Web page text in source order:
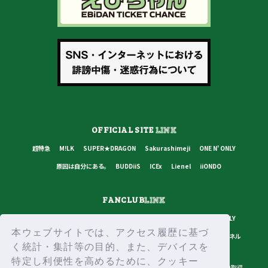
本ウェブサイトでは、アクセス履歴に基づ
く統計・集計等の目的、また、デバイスを
特定し利便性を高めるために、クッキー
OFFICIAL SITELINK
超特急 M!LK SUPER★DRAGON Sakurashimeji
ONE N' ONLY
原因は自分にある。
BUDDiiS ICEx Lienel iiONDO
FANCLUBLINK
ONE N' ONLY
原因は自分にある。
BUDDiiS ICEx Lienel スターダストチャンネル